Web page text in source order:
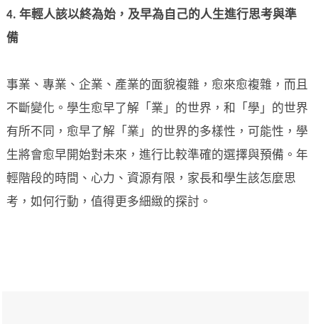
4. 年輕人該以終為始，及早為自己的人生進行思考與準
備
事業、專業、企業、產業的面貌複雜，愈來愈複雜，而且
不斷變化。學生愈早了解「業」的世界，和「學」的世界
有所不同，愈早了解「業」的世界的多樣性，可能性，學
生將會愈早開始對未來，進行比較準確的選擇與預備。年
輕階段的時間、心力、資源有限，家長和學生該怎麼思
考，如何行動，值得更多細緻的探討。